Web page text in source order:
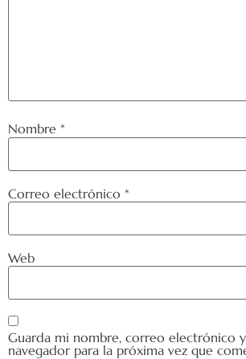
Nombre *
Correo electrónico *
Web
Guarda mi nombre, correo electrónico
navegador para la próxima vez que